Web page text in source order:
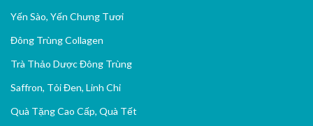
Yến Sào, Yến Chưng Tươi
Đông Trùng Collagen
Trà Thảo Dược Đông Trùng
Saffron, Tỏi Đen, Linh Chi
Quà Tặng Cao Cấp, Quà Tết